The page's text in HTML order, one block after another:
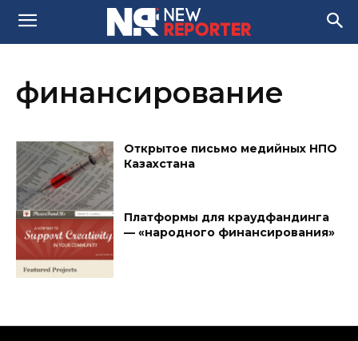
финансирование
Открытое письмо медийных НПО
Казахстана
Платформы для краудфандинга
— «народного финансирования»